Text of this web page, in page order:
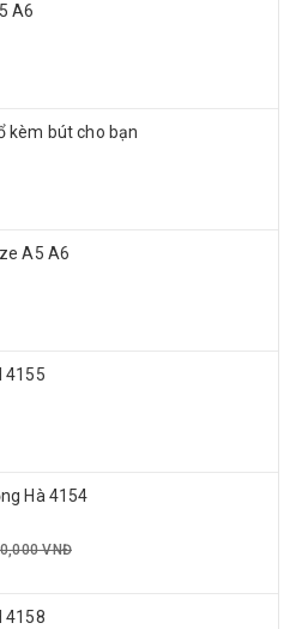
A6
kèm bút cho bạn
A5 A6
4155
Hà 4154
VNĐ
4158